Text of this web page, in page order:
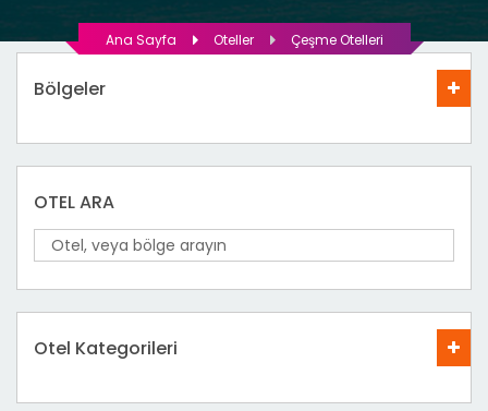
Ana Sayfa Oteller Çeşme Otelleri
Bölgeler
OTEL ARA
Otel Kategorileri